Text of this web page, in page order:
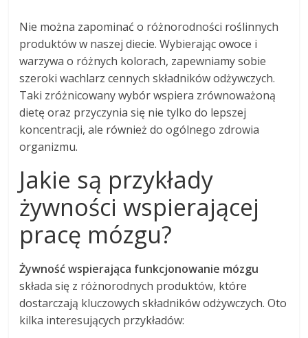
Nie można zapominać o różnorodności roślinnych
produktów w naszej diecie. Wybierając owoce i
warzywa o różnych kolorach, zapewniamy sobie
szeroki wachlarz cennych składników odżywczych.
Taki zróżnicowany wybór wspiera zrównoważoną
dietę oraz przyczynia się nie tylko do lepszej
koncentracji, ale również do ogólnego zdrowia
organizmu.
Jakie są przykłady
żywności wspierającej
pracę mózgu?
Żywność wspierająca funkcjonowanie mózgu
składa się z różnorodnych produktów, które
dostarczają kluczowych składników odżywczych. Oto
kilka interesujących przykładów: